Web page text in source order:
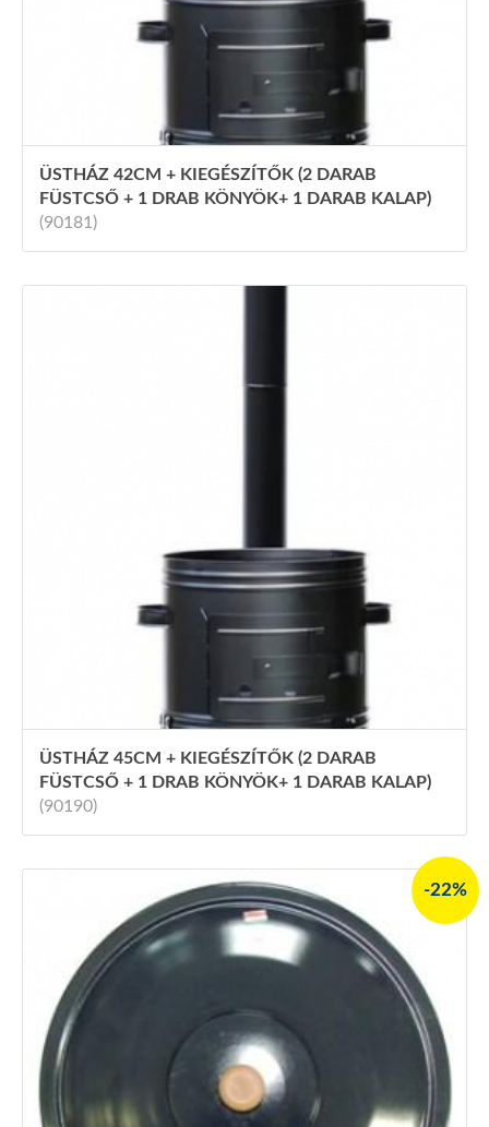
ÜSTHÁZ 42CM + KIEGÉSZÍTŐK (2 DARAB
FÜSTCSŐ + 1 DRAB KÖNYÖK+ 1 DARAB KALAP)
(90181)
ÜSTHÁZ 45CM + KIEGÉSZÍTŐK (2 DARAB
FÜSTCSŐ + 1 DRAB KÖNYÖK+ 1 DARAB KALAP)
(90190)
-22%